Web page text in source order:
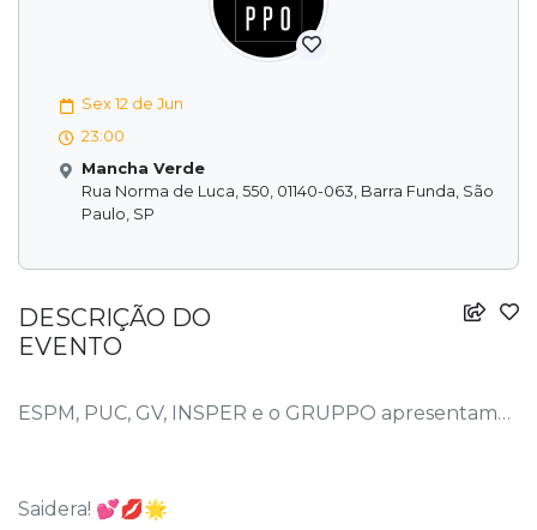
Sex 12 de Jun
23:00
Mancha Verde
Rua Norma de Luca, 550, 01140-063, Barra Funda, São
Paulo, SP
DESCRIÇÃO DO
EVENTO
ESPM, PUC, GV, INSPER e o GRUPPO apresentam…
Saidera! 💕💋🌟